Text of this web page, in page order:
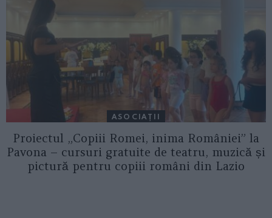
ASOCIAŢII
Proiectul „Copiii Romei, inima României” la
Pavona – cursuri gratuite de teatru, muzică și
pictură pentru copiii români din Lazio